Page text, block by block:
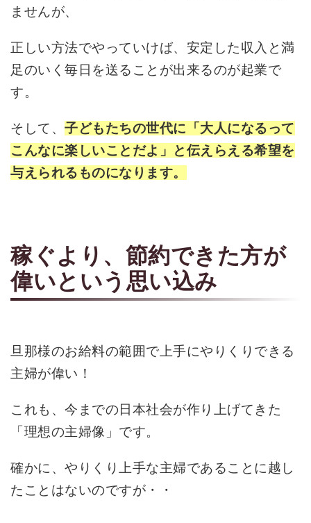
ませんが、
正しい方法でやっていけば、安定した収入と満
足のいく毎日を送ることが出来るのが起業で
す。
そして、
子どもたちの世代に「大人になるって
こんなに楽しいことだよ」と伝えらえる希望を
与えられるものになります。
稼ぐより、節約できた方が
偉いという思い込み
旦那様のお給料の範囲で上手にやりくりできる
主婦が偉い！
これも、今までの日本社会が作り上げてきた
「理想の主婦像」です。
確かに、やりくり上手な主婦であることに越し
たことはないのですが・・